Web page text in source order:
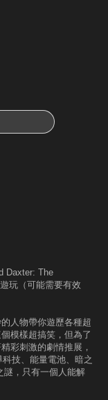
Daxter: The
玩（可能需要有效
人物帶你遊歷各種超
模樣超搞笑，但為了
彩刺激的劇情推展，
技、能量電池、暗之
謎，只有一個人能解